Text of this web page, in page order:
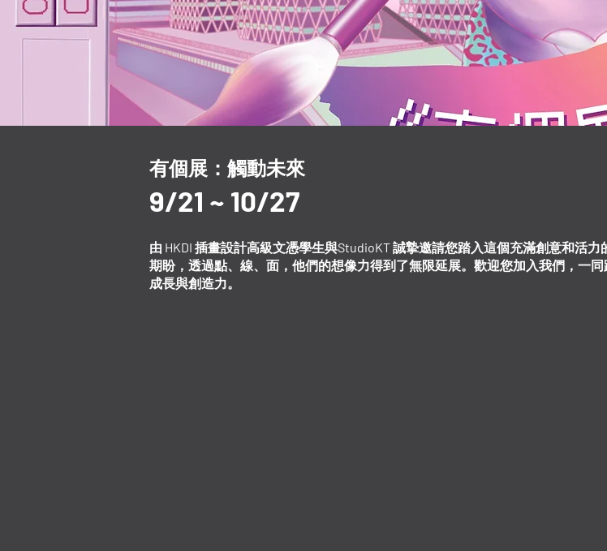
有個展：觸動未來
9/21 ~ 10/27
由 HKDI 插畫設計高級文憑學生與StudioKT 誠摯邀請您踏入這個充滿創意和活
期盼，透過點、線、面，他們的想像力得到了無限延展。 歡迎您加入我們，一
成長與創造力。